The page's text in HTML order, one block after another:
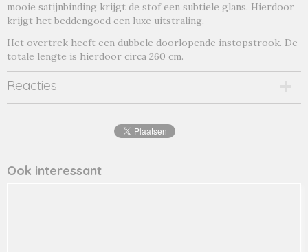
mooie satijnbinding krijgt de stof een subtiele glans. Hierdoor
krijgt het beddengoed een luxe uitstraling.
Het overtrek heeft een dubbele doorlopende instopstrook. De
totale lengte is hierdoor circa 260 cm.
Reacties
Ook interessant